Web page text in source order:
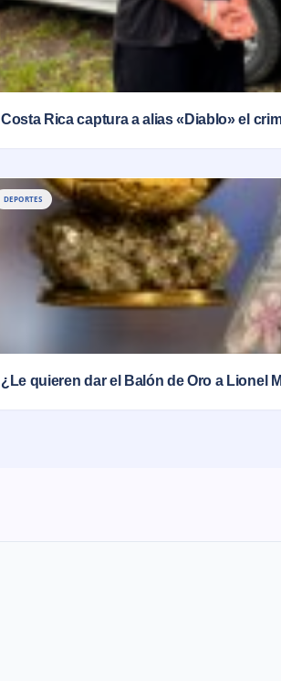
Costa Rica captura a alias «Diablo» el
DEPORTES
¿Le quieren dar el Balón de Oro a Lionel